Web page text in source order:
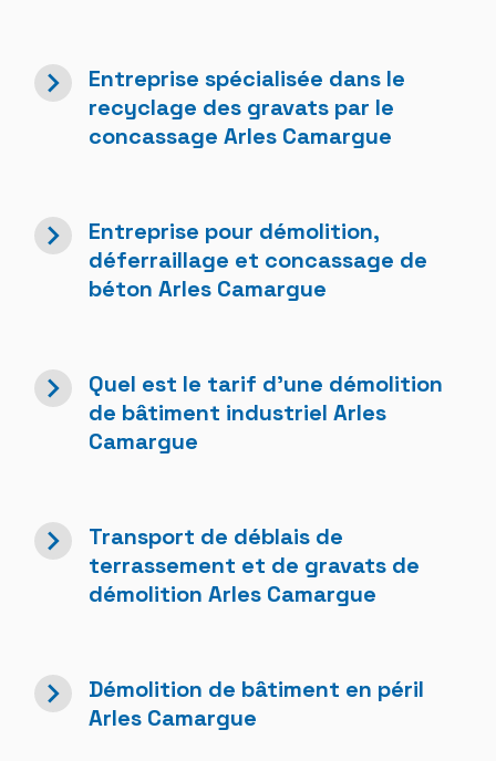
navigate_next
Entreprise spécialisée dans le
recyclage des gravats par le
concassage Arles Camargue
navigate_next
Entreprise pour démolition,
déferraillage et concassage de
béton Arles Camargue
navigate_next
Quel est le tarif d'une démolition
de bâtiment industriel Arles
Camargue
navigate_next
Transport de déblais de
terrassement et de gravats de
démolition Arles Camargue
navigate_next
Démolition de bâtiment en péril
Arles Camargue